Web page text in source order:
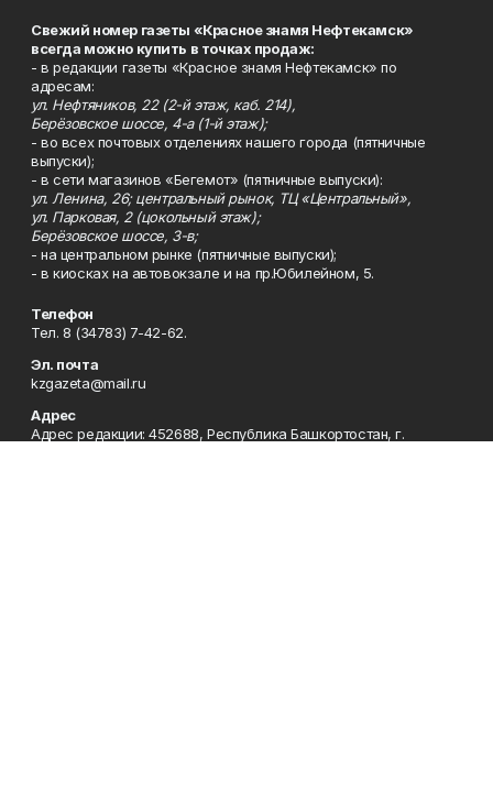
Свежий номер газеты «Красное знамя Нефтекамск»
всегда можно купить в точках продаж:
- в редакции газеты «Красное знамя Нефтекамск» по
адресам:
ул. Нефтяников, 22 (2-й этаж, каб. 214),
Берёзовское шоссе, 4-а (1-й этаж);
- во всех почтовых отделениях нашего города (пятничные
выпуски);
- в сети магазинов «Бегемот» (пятничные выпуски):
ул. Ленина, 26; центральный рынок, ТЦ «Центральный»,
ул. Парковая, 2 (цокольный этаж);
Берёзовское шоссе, 3-в;
- на центральном рынке (пятничные выпуски);
- в киосках на автовокзале и на пр.Юбилейном, 5.
Телефон
Тел. 8 (34783) 7-42-62.
Эл. почта
kzgazeta@mail.ru
Адрес
Адрес редакции: 452688, Республика Башкортостан, г.